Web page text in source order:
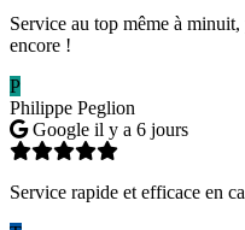
Service au top même à
encore !
P
Philippe Peglion
Google il y a 6 jours
Service rapide et efficace en